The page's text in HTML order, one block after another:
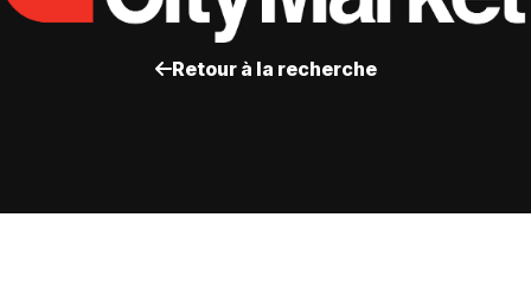
Retour à la recherche